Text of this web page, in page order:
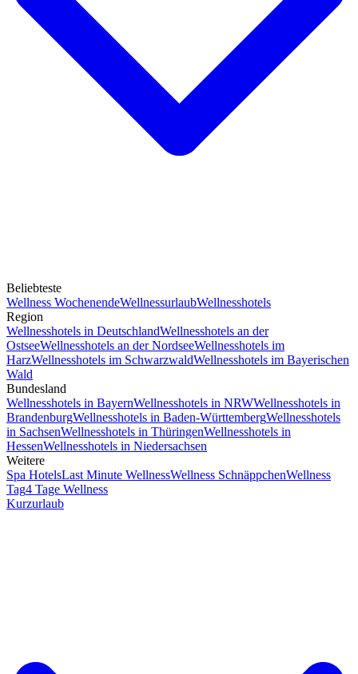
Beliebteste
Wellness WochenendeWellnessurlaubWellnesshotels
Region
Wellnesshotels in DeutschlandWellnesshotels an der
OstseeWellnesshotels an der NordseeWellnesshotels im
HarzWellnesshotels im SchwarzwaldWellnesshotels im Bayerischen
Wald
Bundesland
Wellnesshotels in BayernWellnesshotels in NRWWellnesshotels in
BrandenburgWellnesshotels in Baden-WürttembergWellnesshotels
in SachsenWellnesshotels in ThüringenWellnesshotels in
HessenWellnesshotels in Niedersachsen
Weitere
Spa HotelsLast Minute WellnessWellness SchnäppchenWellness
Tag4 Tage Wellness
Kurzurlaub